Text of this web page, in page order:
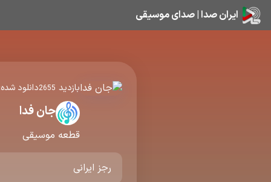
ایران صدا | صدای موسیقی
بازدید 2655دانلود شده:
جان فدا
قطعه موسیقی
رجز ایرانی